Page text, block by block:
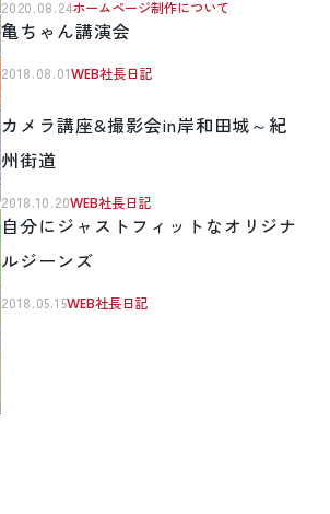
2020.08.24ホームページ制作について
亀ちゃん講演会
2018.08.01WEB社長日記
カメラ講座&撮影会in岸和田城～紀
州街道
2018.10.20WEB社長日記
自分にジャストフィットなオリジナ
ルジーンズ
2018.05.15WEB社長日記